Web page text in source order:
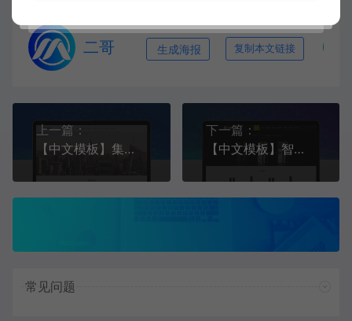
二哥 生成海报 复制本文链接
上一篇：
【中文模板】集团企业网站 红色款 响应式模板包
下一篇：
【中文模板】智能锁具 黑+黄款 响应式模板
常见问题